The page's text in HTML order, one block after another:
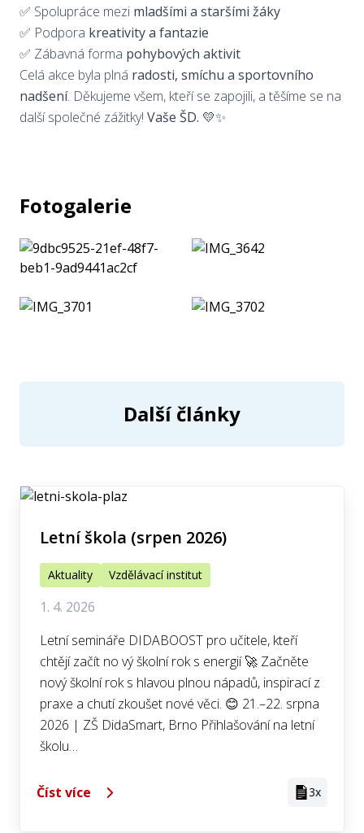
✅ Spolupráce mezi mladšími a staršími žáky
✅ Podpora kreativity a fantazie
✅ Zábavná forma pohybových aktivit
Celá akce byla plná radosti, smíchu a sportovního
nadšení. Děkujeme všem, kteří se zapojili, a těšíme se na
další společné zážitky! Vaše ŠD. 💛✨
Fotogalerie
Další články
Letní škola (srpen 2026)
Aktuality Vzdělávací institut
1. 4. 2026
Letní semináře DIDABOOST pro učitele, kteří
chtějí začít no vý školní rok s energií 🚀 Začněte
nový školní rok s hlavou plnou nápadů, inspirací z
praxe a chutí zkoušet nové věci. 😊 21.–22. srpna
2026 | ZŠ DidaSmart, Brno Přihlašování na letní
školu…
Číst více 3x